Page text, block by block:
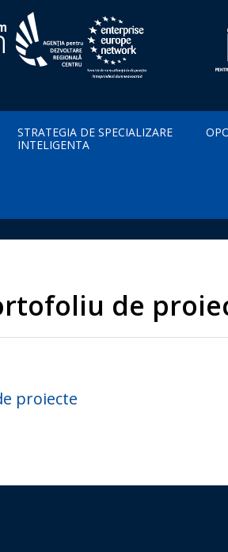
STRATEGIA DE SPECIALIZARE
INTELIGENTA
de
proiecte
pagina